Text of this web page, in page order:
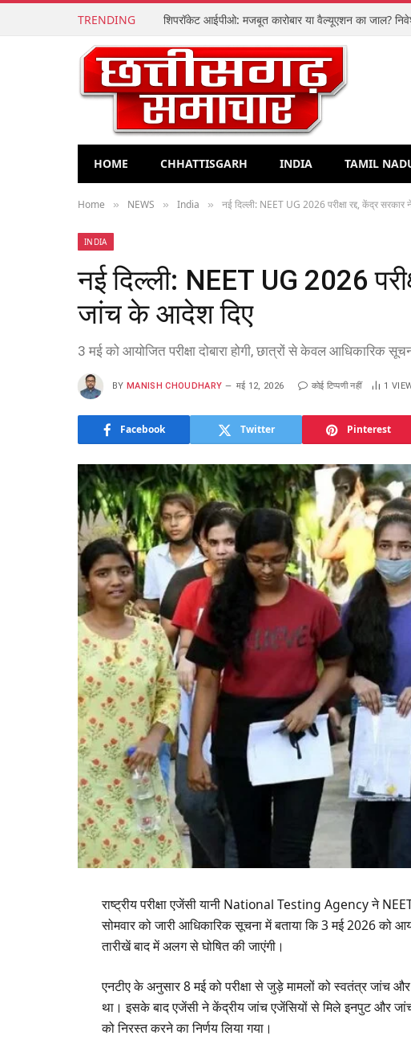
TRENDING
HOME CHHATTISGARH INDIA TAMIL
Home » NEWS » India » नई दिल्ली: NEET UG 2026 परीक्षा रद्द, केंद्र
INDIA
नई दिल्ली: NEET UG 2026
जांच के आदेश दिए
3 मई को आयोजित परीक्षा दोबारा होगी, छात्रों से केवल आधिकारिक
BY MANISH CHOUDHARY मई 12, 2026 कोई टिप्पणी नहीं 1
Facebook Twitter Pinterest
राष्ट्रीय परीक्षा एजेंसी यानी National Testing Agency ने
सोमवार को जारी आधिकारिक सूचना में बताया कि 3 मई 2026 को
तारीखें बाद में अलग से घोषित की जाएंगी।
एनटीए के अनुसार 8 मई को परीक्षा से जुड़े मामलों को स्वतंत्र जांच
था। इसके बाद एजेंसी ने केंद्रीय जांच एजेंसियों से मिले इनपुट और जांच
को निरस्त करने का निर्णय लिया गया।